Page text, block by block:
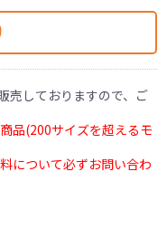
売しておりますので、ご
品(200サイズを超えるモ
について必ずお問い合わ